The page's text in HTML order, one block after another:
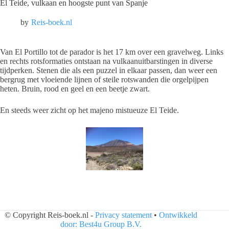
El Teide, vulkaan en hoogste punt van Spanje
Reis-boek.nl
Van El Portillo tot de parador is het 17 km over een gravelweg. Links
en rechts rotsformaties ontstaan na vulkaanuitbarstingen in diverse
tijdperken. Stenen die als een puzzel in elkaar passen, dan weer een
bergrug met vloeiende lijnen of steile rotswanden die orgelpijpen
heten. Bruin, rood en geel en een beetje zwart.
En steeds weer zicht op het majeno mistueuze El Teide.
© Copyright Reis-boek.nl - Privacy statement • Ontwikkeld
door: Best4u Group B.V.